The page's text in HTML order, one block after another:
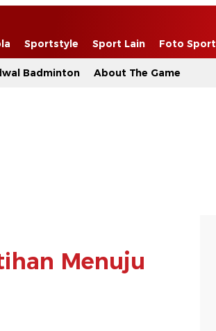
Sportstyle Sport Lain Foto Sport
Badminton About The Game
Menuju